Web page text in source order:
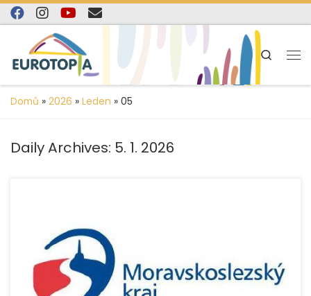
content
Skip to content
Search
Domů » 2026 » Leden » 05
Daily Archives: 5. 1. 2026
V roce 2025 organizace EUROTOPIA.CZ, o.p.s. úspěšně
realizovala projekty „Pomoc rodinám s dětmi v Bruntále“
a „Pomoc rodinám s dětmi v Krnově“. S podporou
Moravskoslezského